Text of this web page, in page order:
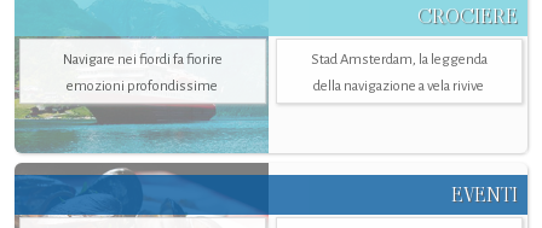
CROCIERE
Navigare nei fiordi fa fiorire
emozioni profondissime
Stad Amsterdam, la leggenda
della navigazione a vela rivive
EVENTI